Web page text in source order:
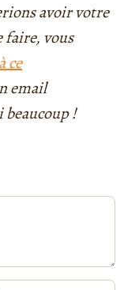
avoir votre
faire, vous
ce
email
beaucoup !